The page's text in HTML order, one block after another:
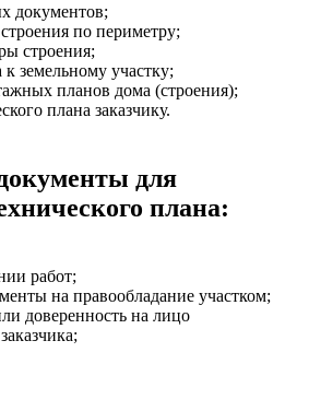
документов;
по периметру;
строения;
к земельному участку;
планов дома (строения);
плана заказчику.
для
плана:
работ;
на правообладание участком;
доверенность на лицо